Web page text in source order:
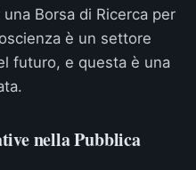
una Borsa di Ricerca per
è un settore
futuro, e questa è una
nella Pubblica